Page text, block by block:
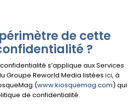
de cette
?
s’applique aux Services
Groupe Reworld Media listées ici, à
(www.kiosquemag.com) qui
de confidentialité.